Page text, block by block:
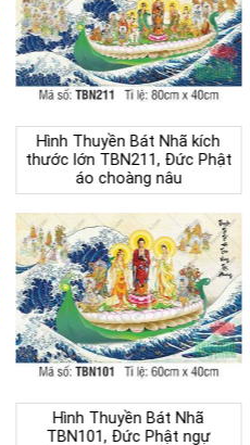
Hình Thuyền Bát Nhã kích
thước lớn TBN211, Đức Phật
áo choàng nâu
Hình Thuyền Bát Nhã
TBN101, Đức Phật ngự